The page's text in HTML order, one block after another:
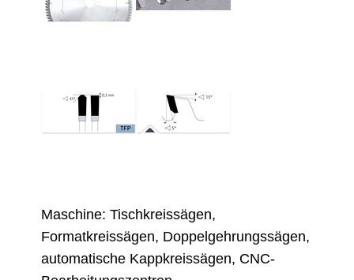
Maschine: Tischkreissägen,
Formatkreissägen, Doppelgehrungssägen,
automatische Kappkreissägen, CNC-